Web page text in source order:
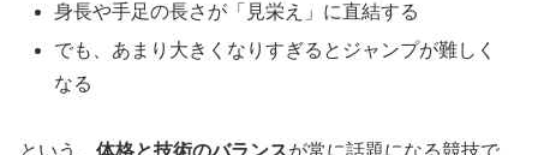
身長や手足の長さが「見栄え」に直結する
でも、あまり大きくなりすぎるとジャンプが難しく
なる